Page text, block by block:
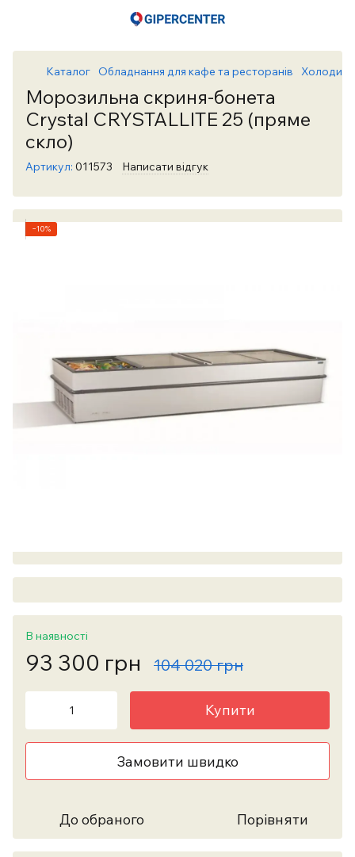
Каталог Обладнання для кафе та ресторанів
Морозильна скриня-бонета
Crystal CRYSTALLITE 25 (пряме
скло)
Артикул: 011573 Написати відгук
−10%
В наявності
93 300 грн 104 020 грн
Купити
Замовити швидко
До обраного Порівняти